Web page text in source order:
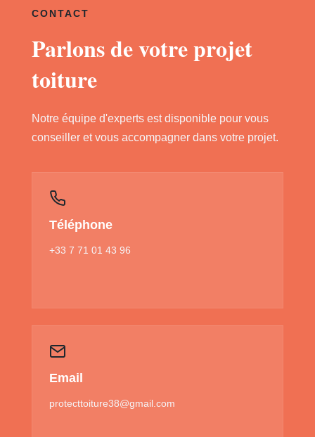
CONTACT
Parlons de votre projet
toiture
Notre équipe d'experts est disponible pour vous
conseiller et vous accompagner dans votre projet.
Téléphone
+33 7 71 01 43 96
Email
protecttoiture38@gmail.com